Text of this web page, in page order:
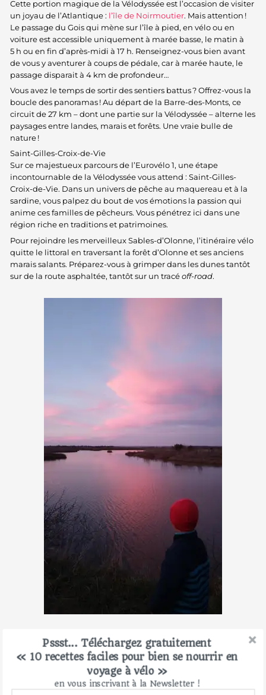
Cette portion magique de la Vélodyssée est l’occasion de visiter
un joyau de l’Atlantique : l’île de Noirmoutier. Mais attention !
Le passage du Gois qui mène sur l’île à pied, en vélo ou en
voiture est accessible uniquement à marée basse, le matin à
5 h ou en fin d’après-midi à 17 h. Renseignez-vous bien avant
de vous y aventurer à coups de pédale, car à marée haute, le
passage disparait à 4 km de profondeur…
Vous avez le temps de sortir des sentiers battus ? Offrez-vous la
boucle des panoramas ! Au départ de la Barre-des-Monts, ce
circuit de 27 km – dont une partie sur la Vélodyssée – alterne les
paysages entre landes, marais et forêts. Une vraie bulle de
nature !
Saint-Gilles-Croix-de-Vie
Sur ce majestueux parcours de l’Eurovélo 1, une étape
incontournable de la Vélodyssée vous attend : Saint-Gilles-
Croix-de-Vie. Dans un univers de pêche au maquereau et à la
sardine, vous palpez du bout de vos émotions la passion qui
anime ces familles de pêcheurs. Vous pénétrez ici dans une
région riche en traditions et patrimoines.
Pour rejoindre les merveilleux Sables-d’Olonne, l’itinéraire vélo
quitte le littoral en traversant la forêt d’Olonne et ses anciens
marais salants. Préparez-vous à grimper dans les dunes tantôt
sur de la route asphaltée, tantôt sur un tracé off-road.
5. La Rochelle - Rochefort
Si vous manquez d’idées pourchoisir votre itinéraire idéal sur
, voici 36 km de pur plaisir sans réel dénivelé – une
jolie portion de la Vélodyssée à parcourir en famille. Au départ
Pssst... Téléchargez gratuitement
« 10 recettes faciles pour bien se nourrir en
voyage à vélo »
en vous inscrivant à la Newsletter !